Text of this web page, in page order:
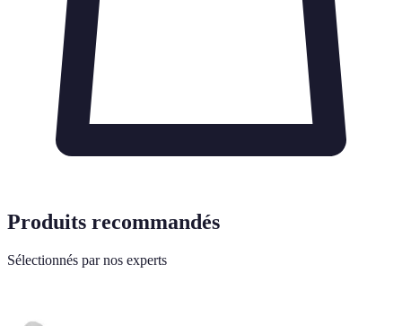
Produits recommandés
Sélectionnés par nos experts